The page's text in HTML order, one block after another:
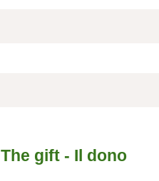
The gift - Il dono